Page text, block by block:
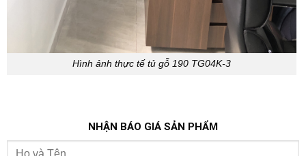
Hình ảnh thực tế tủ gỗ 190 TG04K-3
NHẬN BÁO GIÁ SẢN PHẨM